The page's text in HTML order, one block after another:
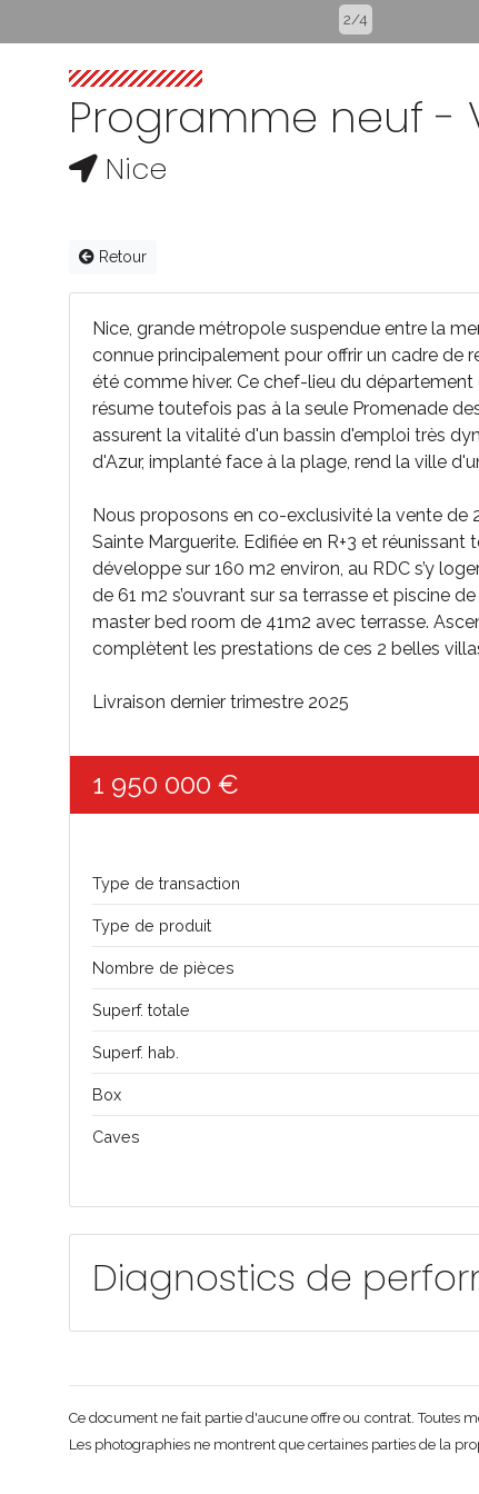
2/4
Programme neuf -
Nice
Retour
Nice, grande métropole suspendue entre la
connue principalement pour offrir un cadre de
été comme hiver. Ce chef-lieu du
résume toutefois pas à la seule Promenade
assurent la vitalité d'un bassin d'emploi très
d'Azur, implanté face à la plage, rend la ville
Nous proposons en co-exclusivité la vente de
Sainte Marguerite. Edifiée en R+3 et
développe sur 160 m2 environ, au RDC s’y
de 61 m2 s’ouvrant sur sa terrasse et piscine
master bed room de 41m2 avec terrasse.
complètent les prestations de ces 2 belles
Livraison dernier trimestre 2025
1 950 000 €
Type de transaction
Type de produit
Nombre de pièces
Superf. totale
Superf. hab.
Box
Caves
Diagnostics de
Ce document ne fait partie d'aucune offre ou contrat. Toutes
Les photographies ne montrent que certaines parties de la